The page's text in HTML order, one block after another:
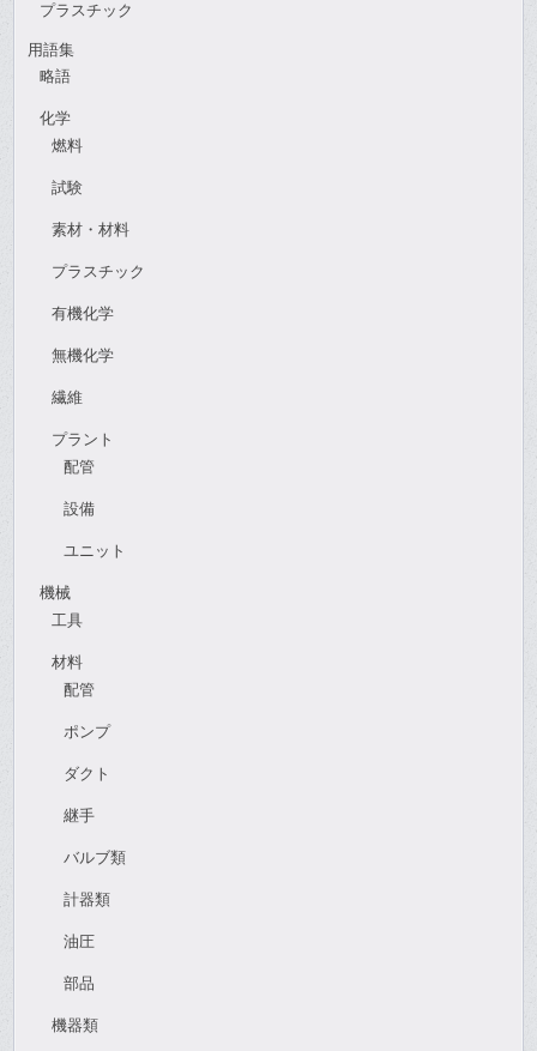
プラスチック
用語集
略語
化学
燃料
試験
素材・材料
プラスチック
有機化学
無機化学
繊維
プラント
配管
設備
ユニット
機械
工具
材料
配管
ポンプ
ダクト
継手
バルブ類
計器類
油圧
部品
機器類